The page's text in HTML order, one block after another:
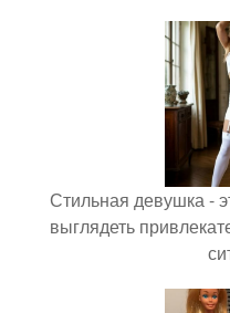
Стильная девушка -
выглядеть